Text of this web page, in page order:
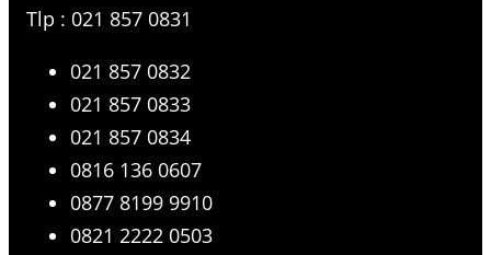
Tlp : 021 857 0831
021 857 0832
021 857 0833
021 857 0834
0816 136 0607
0877 8199 9910
0821 2222 0503